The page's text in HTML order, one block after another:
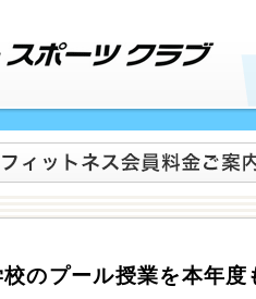
のプール授業を本年